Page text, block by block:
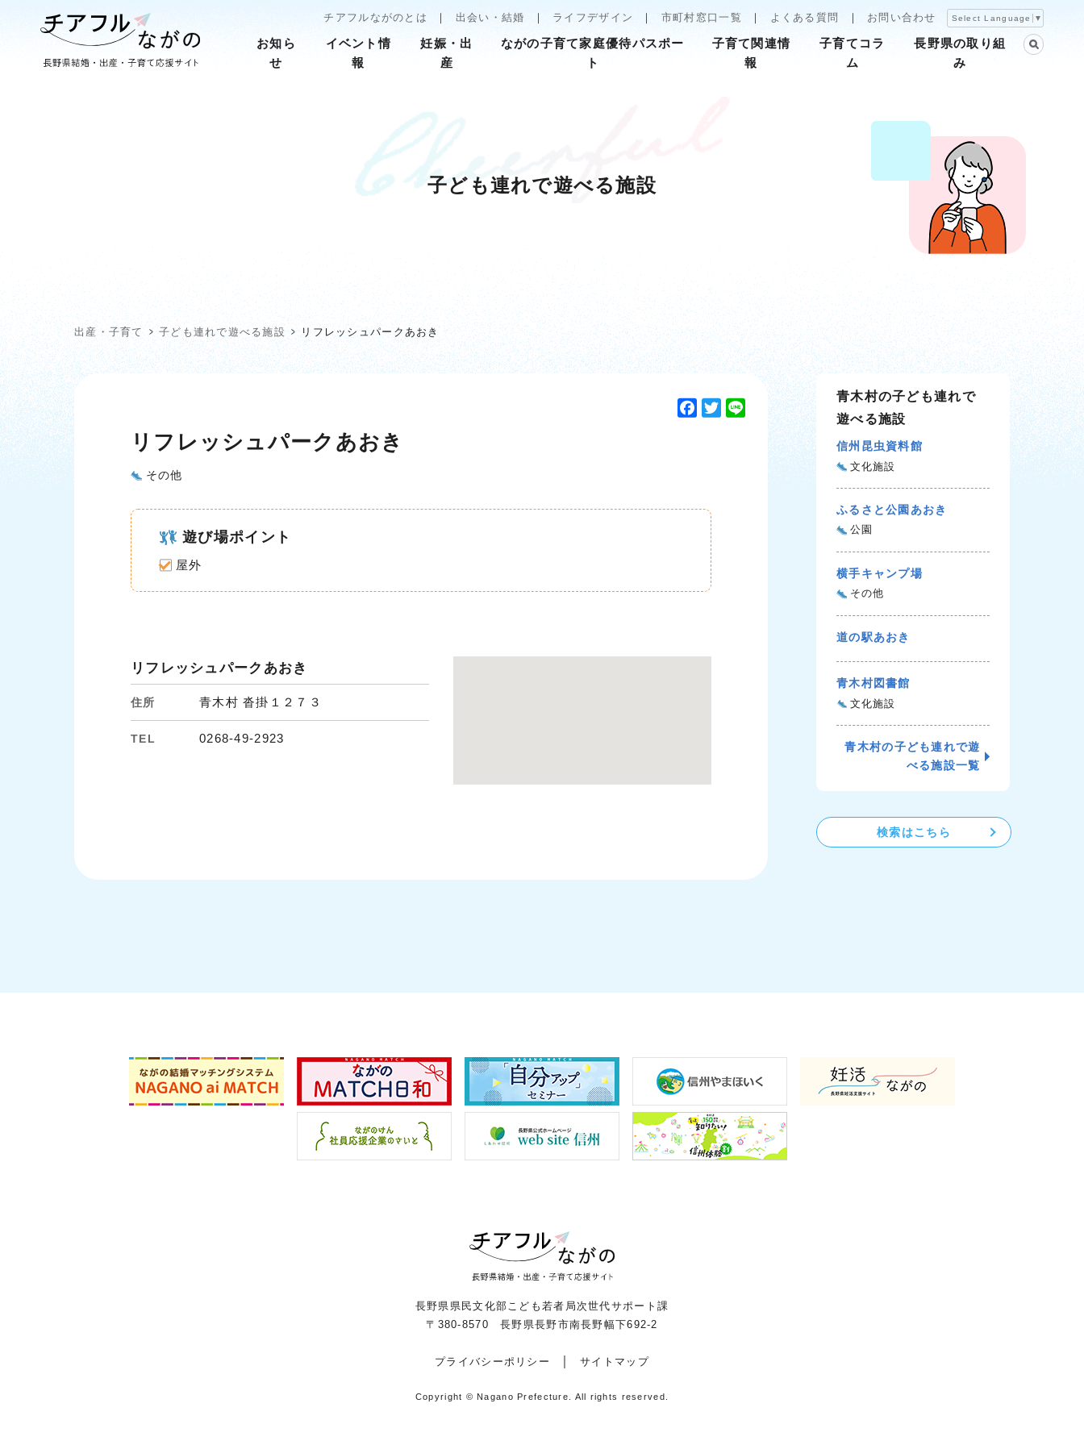
チアフルながのとは 出会い・結婚 ライフデザイン 市町村窓口一覧 よくある質問 お問い合わせ Select Language ▼
お知ら
せ
イベント情
報
妊娠・出
産
ながの子育て家庭優待パスポー
ト
子育て関連情
報
子育てコラ
ム
長野県の取り組
み
子ども連れで遊べる施設
出産・子育て 子ども連れで遊べる施設 リフレッシュパークあおき
リフレッシュパークあおき
その他
F
T
遊び場ポイント
屋外
リフレッシュパークあおき
住所 青木村 沓掛１２７３
TEL 0268-49-2923
青木村の子ども連れで
遊べる施設
信州昆虫資料館
文化施設
ふるさと公園あおき
公園
横手キャンプ場
その他
道の駅あおき
青木村図書館
文化施設
青木村の子ども連れで遊
べる施設一覧
検索はこちら
長野県県民文化部こども若者局次世代サポート課
〒380-8570 長野県長野市南長野幅下692-2
プライバシーポリシー サイトマップ
Copyright © Nagano Prefecture. All rights reserved.